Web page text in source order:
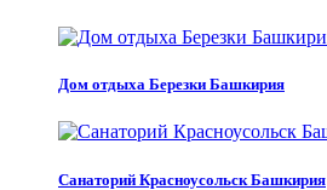
Дом отдыха Березки Башкирия
Санаторий Красноусольск Башкирия